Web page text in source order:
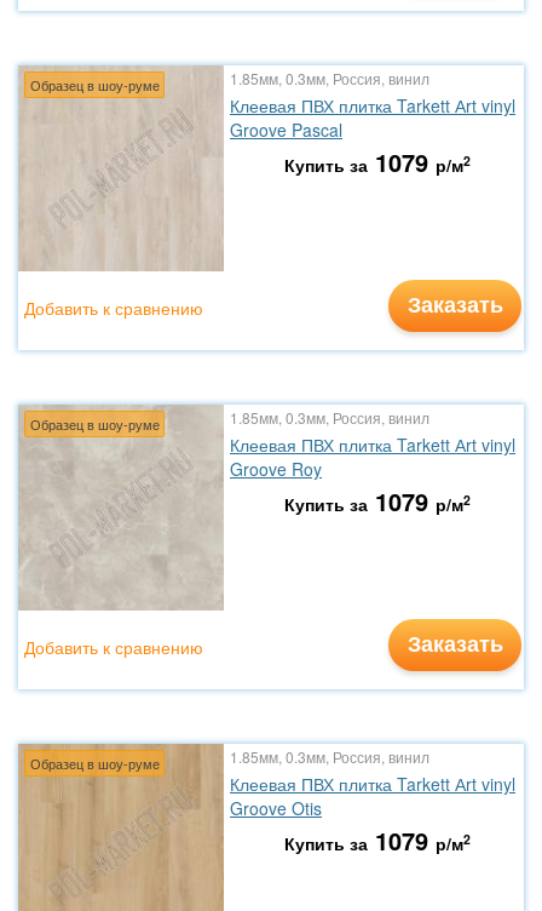
Образец в шоу-руме 1.85мм, 0.3мм, Россия, винил
Клеевая ПВХ плитка Tarkett Аrt vinyl
Groove Pascal
Купить за 1079 р/м2
Заказать
Добавить к сравнению
Образец в шоу-руме 1.85мм, 0.3мм, Россия, винил
Клеевая ПВХ плитка Tarkett Аrt vinyl
Groove Roy
Купить за 1079 р/м2
Заказать
Добавить к сравнению
Образец в шоу-руме 1.85мм, 0.3мм, Россия, винил
Клеевая ПВХ плитка Tarkett Аrt vinyl
Groove Otis
Купить за 1079 р/м2